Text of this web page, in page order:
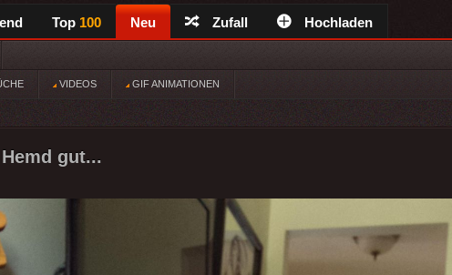
Top 100 Neu Zufall Hochladen
VIDEOS GIF ANIMATIONEN
gut...